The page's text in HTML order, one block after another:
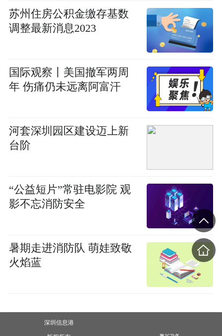
苏州住房公积金缴存基数
调整最新消息2023
国际观察丨美国撤军两周
年 伤痛仍未远离阿富汗
河套深圳园区建设迈上新
台阶
“公益短片”常驻电影院 观
影不忘消防安全
暑期走进消防队 萌娃致敬
火焰蓝
深圳信息港